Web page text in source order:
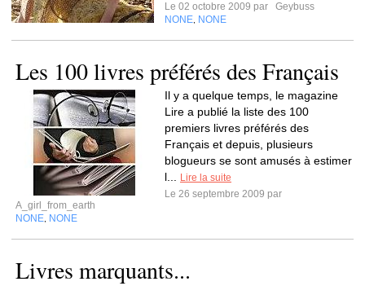
Le 02 octobre 2009 par
Geybuss
NONE NONE
Les 100 livres préférés des Français
Il y a quelque temps, le magazine
Lire a publié la liste des 100
premiers livres préférés des
Français et depuis, plusieurs
blogueurs se sont amusés à estimer
l...
Lire la suite
Le 26 septembre 2009 par
A_girl_from_earth
NONE NONE
Livres marquants...